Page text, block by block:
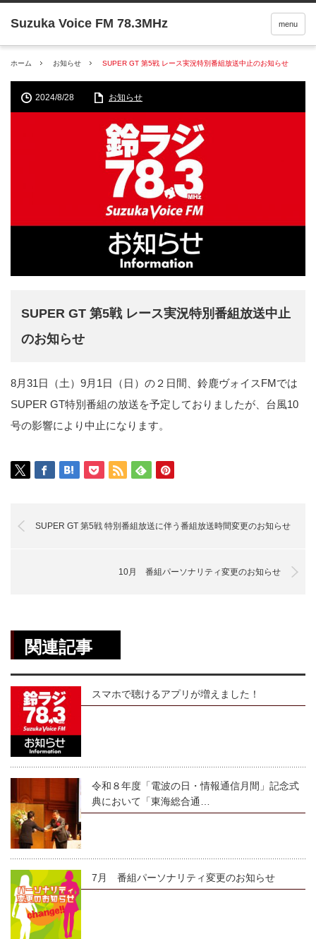
menu
ホーム お知らせ SUPER GT 第5戦 レース実況特別番組放送中止のお知らせ
2024/8/28 お知らせ
SUPER GT 第5戦 レース実況特別番組放送中止
のお知らせ
8月31日（土）9月1日（日）の２日間、鈴鹿ヴォイスFMでは
SUPER GT特別番組の放送を予定しておりましたが、台風10
号の影響により中止になります。
SUPER GT 第5戦 特別番組放送に伴う番組放送時間変更のお知らせ
10月 番組パーソナリティ変更のお知らせ
関連記事
スマホで聴けるアプリが増えました！
令和８年度「電波の日・情報通信月間」記念式
典において「東海総合通…
7月 番組パーソナリティ変更のお知らせ